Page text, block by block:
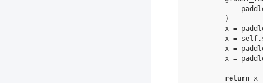
)
x =
x = self.
x =
x =
return x